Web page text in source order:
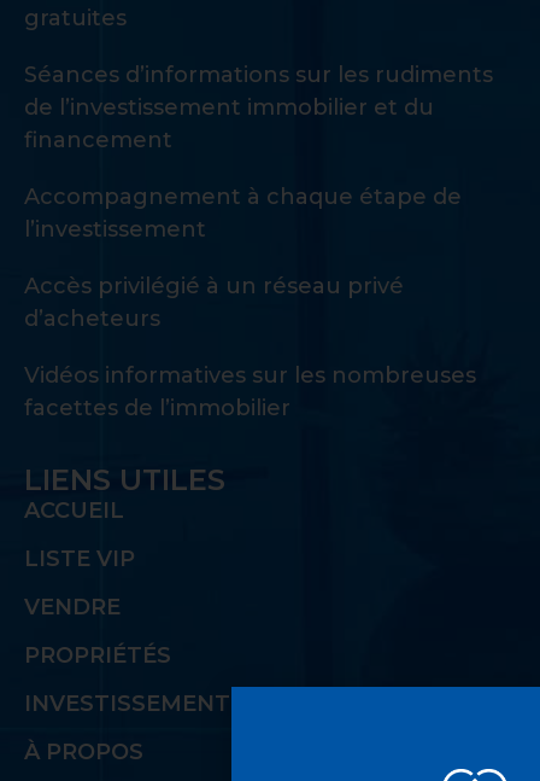
gratuites
Séances d’informations sur les rudiments
de l’investissement immobilier et du
financement
Accompagnement à chaque étape de
l’investissement
Accès privilégié à un réseau privé
d’acheteurs
Vidéos informatives sur les nombreuses
facettes de l’immobilier
LIENS UTILES
ACCUEIL
LISTE VIP
VENDRE
PROPRIÉTÉS
INVESTISSEMENT
À PROPOS